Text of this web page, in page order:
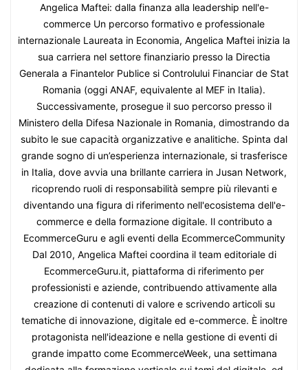
Angelica Maftei: dalla finanza alla leadership nell'e-
commerce Un percorso formativo e professionale
internazionale Laureata in Economia, Angelica Maftei inizia la
sua carriera nel settore finanziario presso la Directia
Generala a Finantelor Publice si Controlului Financiar de Stat
Romania (oggi ANAF, equivalente al MEF in Italia).
Successivamente, prosegue il suo percorso presso il
Ministero della Difesa Nazionale in Romania, dimostrando da
subito le sue capacità organizzative e analitiche. Spinta dal
grande sogno di un’esperienza internazionale, si trasferisce
in Italia, dove avvia una brillante carriera in Jusan Network,
ricoprendo ruoli di responsabilità sempre più rilevanti e
diventando una figura di riferimento nell'ecosistema dell'e-
commerce e della formazione digitale. Il contributo a
EcommerceGuru e agli eventi della EcommerceCommunity
Dal 2010, Angelica Maftei coordina il team editoriale di
EcommerceGuru.it, piattaforma di riferimento per
professionisti e aziende, contribuendo attivamente alla
creazione di contenuti di valore e scrivendo articoli su
tematiche di innovazione, digitale ed e-commerce. È inoltre
protagonista nell'ideazione e nella gestione di eventi di
grande impatto come EcommerceWeek, una settimana